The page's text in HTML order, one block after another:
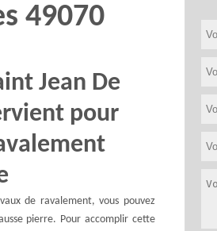
49070
Jean De
pour
de ravalement, vous pouvez
pierre. Pour accomplir cette